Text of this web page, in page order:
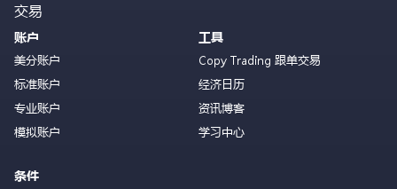
交易
账户
美分账户
标准账户
专业账户
模拟账户
条件
工具
Copy Trading 跟单交易
经济日历
资讯博客
学习中心